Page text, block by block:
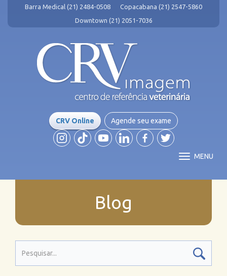
Barra Medical (21) 2484-0508
Copacabana (21) 2547-5860
Downtown (21) 2051-7036
CRV Online Agende seu exame
MENU
Blog